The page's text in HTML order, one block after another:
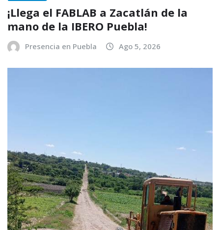
¡Llega el FABLAB a Zacatlán de la
mano de la IBERO Puebla!
Presencia en Puebla Ago 5, 2026